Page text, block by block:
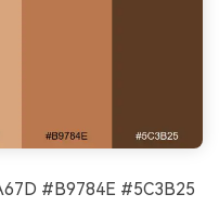
#B9784E #5C3B25